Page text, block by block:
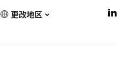
更改地区